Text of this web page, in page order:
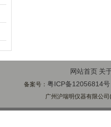
网站首页 关
备案号： 粤ICP备12056814号
广州沪瑞明仪器有限公